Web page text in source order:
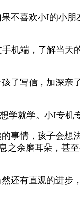
不喜欢小I的小
机端，了解当
子写信，加深
就学。小I专机
事情，孩子会想
余磨耳朵，甚
还有直观的进步